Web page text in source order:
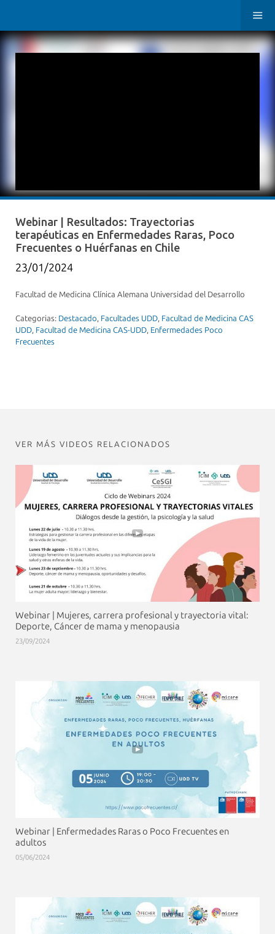
Webinar | Resultados: Trayectorias
terapéuticas en Enfermedades Raras, Poco
Frecuentes o Huérfanas en Chile
23/01/2024
Facultad de Medicina Clínica Alemana Universidad del Desarrollo
Categorias: Destacado, Facultades UDD, Facultad de Medicina CAS
UDD, Facultad de Medicina CAS-UDD, Enfermedades Poco
Frecuentes
VER MÁS VIDEOS RELACIONADOS
Webinar | Mujeres, carrera profesional y trayectoria vital:
Deporte, Cáncer de mama y menopausia
23/09/2024
Webinar | Enfermedades Raras o Poco Frecuentes en
adultos
05/06/2024